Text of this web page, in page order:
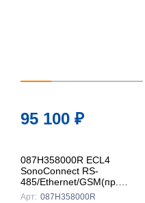
↑
↓
95 100 ₽
087H358000R ECL4
SonoConnect RS-
485/Ethernet/GSM(пр.
класс 0801708016), Ридан
Арт: 087H358000R